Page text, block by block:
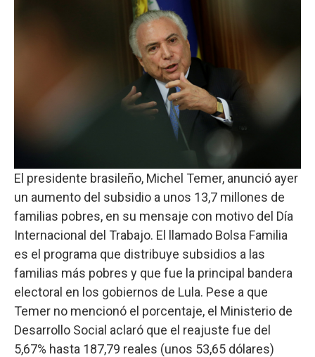
El presidente brasileño, Michel Temer, anunció ayer
un aumento del subsidio a unos 13,7 millones de
familias pobres, en su mensaje con motivo del Día
Internacional del Trabajo. El llamado Bolsa Familia
es el programa que distribuye subsidios a las
familias más pobres y que fue la principal bandera
electoral en los gobiernos de Lula. Pese a que
Temer no mencionó el porcentaje, el Ministerio de
Desarrollo Social aclaró que el reajuste fue del
5,67% hasta 187,79 reales (unos 53,65 dólares)